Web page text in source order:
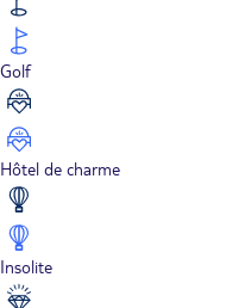
Golf
Hôtel de charme
Insolite